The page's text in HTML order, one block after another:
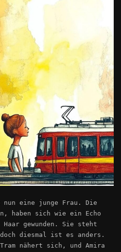
eine junge Frau. Die
haben sich wie ein Echo
gewunden. Sie steht
diesmal ist es anders.
nähert sich, und Amira